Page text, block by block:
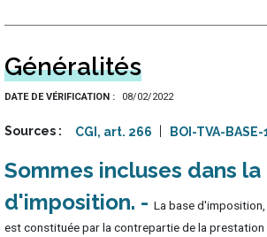
Généralités
DATE DE VÉRIFICATION 08/02/2022
Sources CGI, art. 266 BOI-TVA-
Sommes incluses dans la
d'imposition
La base d'imposition,
est constituée par la contrepartie de la prestation